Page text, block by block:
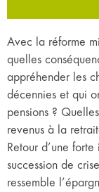
Avec la réforme
quelles
appréhender les
décennies et qui
pensions ?
revenus à la
Retour d’une
succession de
ressemble